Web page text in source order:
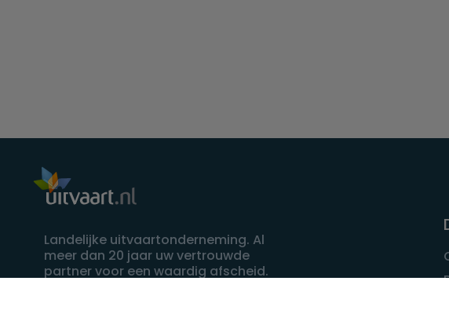
Landelijke uitvaartonderneming. Al
meer dan 20 jaar uw vertrouwde
partner voor een waardig afscheid.